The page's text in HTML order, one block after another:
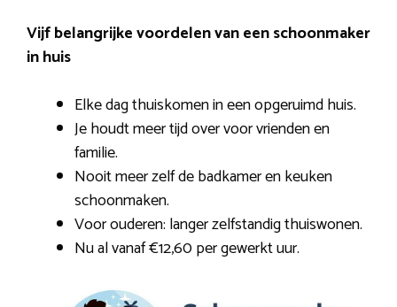
Vijf belangrijke voordelen van een schoonmaker
in huis
Elke dag thuiskomen in een opgeruimd huis.
Je houdt meer tijd over voor vrienden en
familie.
Nooit meer zelf de badkamer en keuken
schoonmaken.
Voor ouderen: langer zelfstandig thuiswonen.
Nu al vanaf €12,60 per gewerkt uur.